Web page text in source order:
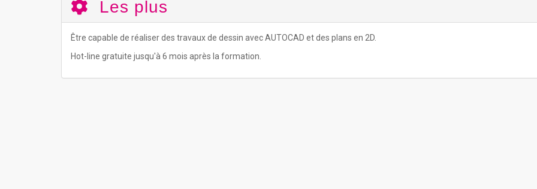
Les plus
Être capable de réaliser des travaux de dessin avec AUTOCAD et des plans en 2D.
Hot-line gratuite jusqu'à 6 mois après la formation.